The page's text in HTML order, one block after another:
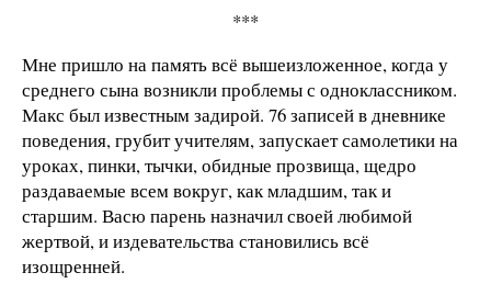
***
Мне пришло на память всё вышеизложенное, когда у
среднего сына возникли проблемы с одноклассником.
Макс был известным задирой. 76 записей в дневнике
поведения, грубит учителям, запускает самолетики на
уроках, пинки, тычки, обидные прозвища, щедро
раздаваемые всем вокруг, как младшим, так и
старшим. Васю парень назначил своей любимой
жертвой, и издевательства становились всё
изощренней.